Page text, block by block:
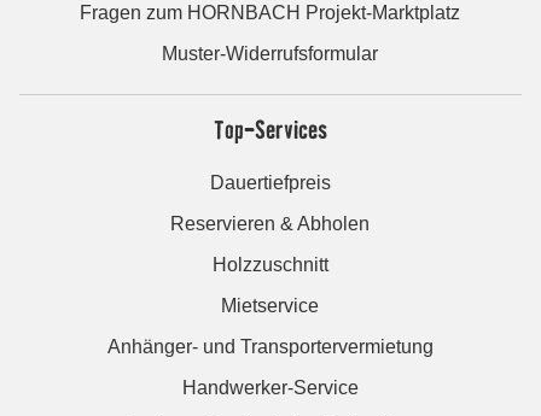
Fragen zum HORNBACH Projekt-Marktplatz
Muster-Widerrufsformular
Top-Services
Dauertiefpreis
Reservieren & Abholen
Holzzuschnitt
Mietservice
Anhänger- und Transportervermietung
Handwerker-Service